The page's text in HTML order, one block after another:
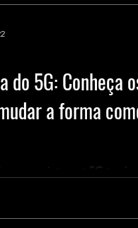
do 5G: Conheça
a forma
que a internet 5G trará